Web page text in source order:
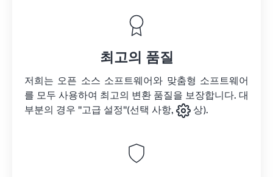
최고의 품질
저희는 오픈 소스 소프트웨어와 맞춤형 소프트웨어
를 모두 사용하여 최고의 변환 품질을 보장합니다. 대
부분의 경우 "고급 설정"(선택 사항,
상).